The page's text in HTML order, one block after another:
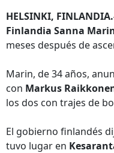
HELSINKI,
Finlandia Sanna
meses después de
Marin, de 34 años,
con Markus
los dos con trajes de
El gobierno finlandés
tuvo lugar en